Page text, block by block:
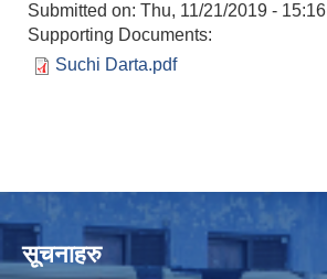
Submitted on: Thu, 11/21/2019 - 15:16
Supporting Documents:
Suchi Darta.pdf
सूचनाहरु